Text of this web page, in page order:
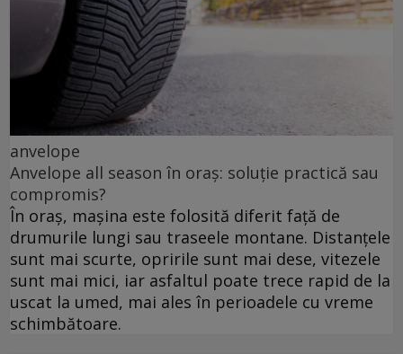
anvelope
Anvelope all season în oraș: soluție practică sau
compromis?
În oraș, mașina este folosită diferit față de
drumurile lungi sau traseele montane. Distanțele
sunt mai scurte, opririle sunt mai dese, vitezele
sunt mai mici, iar asfaltul poate trece rapid de la
uscat la umed, mai ales în perioadele cu vreme
schimbătoare.